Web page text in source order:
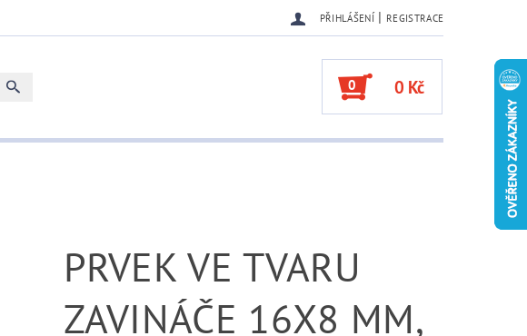
PŘIHLÁŠENÍ | REGISTRACE
0 0 Kč
PRVEK VE TVARU
ZAVINÁČE 16X8 MM,